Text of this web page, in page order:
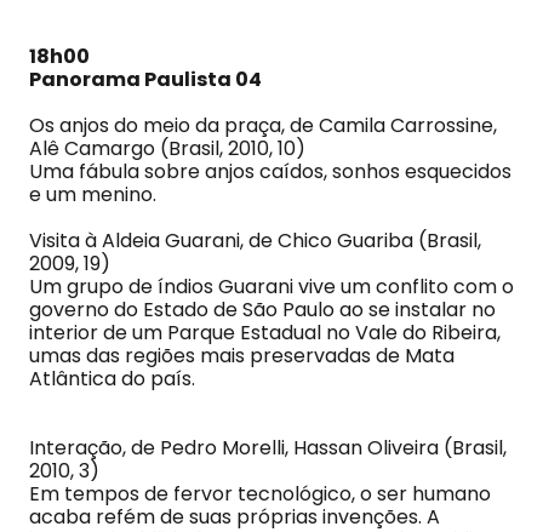
18h00
Panorama Paulista 04
Os anjos do meio da praça, de Camila Carrossine,
Alê Camargo (Brasil, 2010, 10)
Uma fábula sobre anjos caídos, sonhos esquecidos
e um menino.
Visita à Aldeia Guarani, de Chico Guariba (Brasil,
2009, 19)
Um grupo de índios Guarani vive um conflito com o
governo do Estado de São Paulo ao se instalar no
interior de um Parque Estadual no Vale do Ribeira,
umas das regiões mais preservadas de Mata
Atlântica do país.
Interação, de Pedro Morelli, Hassan Oliveira (Brasil,
2010, 3)
Em tempos de fervor tecnológico, o ser humano
acaba refém de suas próprias invenções. A